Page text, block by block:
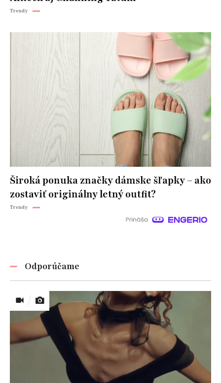
Trendy
Široká ponuka značky dámske šľapky – ako
zostaviť originálny letný outfit?
Trendy
Odporúčame